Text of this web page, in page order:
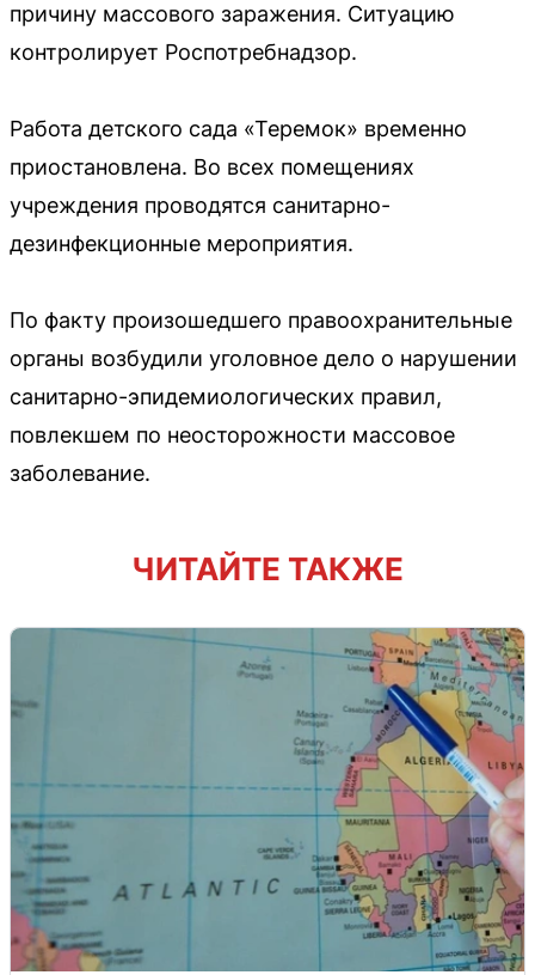
причину массового заражения. Ситуацию
контролирует Роспотребнадзор.
Работа детского сада «Теремок» временно
приостановлена. Во всех помещениях
учреждения проводятся санитарно-
дезинфекционные мероприятия.
По факту произошедшего правоохранительные
органы возбудили уголовное дело о нарушении
санитарно-эпидемиологических правил,
повлекшем по неосторожности массовое
заболевание.
ЧИТАЙТЕ ТАКЖЕ